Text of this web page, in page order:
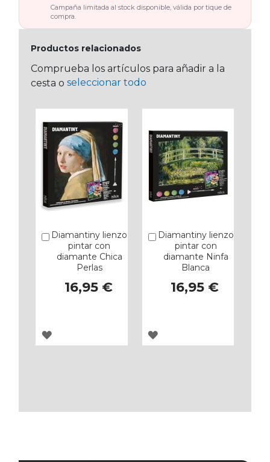
Campaña limitada al stock disponible, válida por tique de
compra.
Productos relacionados
Comprueba los artículos para añadir a la
cesta o seleccionar todo
Diamantiny lienzo
pintar con
diamante Chica
Perlas
16,95 €
Añadir
AGREGAR
Diamantiny lienzo
pintar con
diamante Ninfa
Blanca
16,95 €
Añadir
AGREGAR